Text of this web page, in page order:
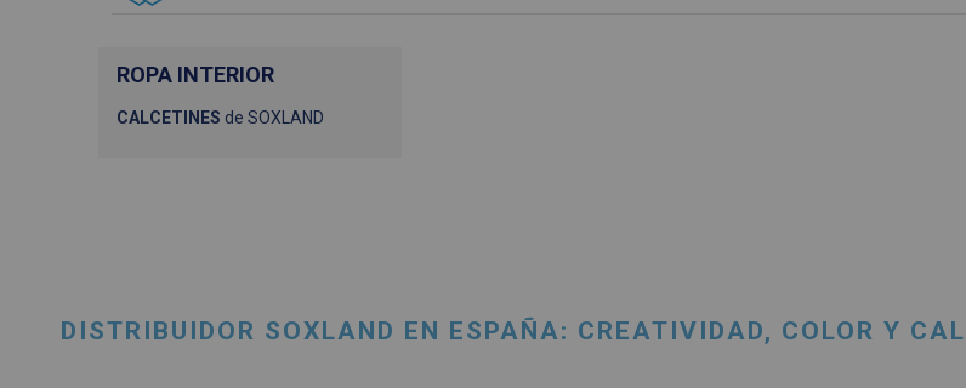
ROPA INTERIOR
CALCETINES de SOXLAND
DISTRIBUIDOR SOXLAND EN ESPAÑA: CREATIVIDAD, COLOR Y